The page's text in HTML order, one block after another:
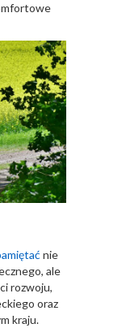
nie
ale
rozwoju,
oraz
kraju.